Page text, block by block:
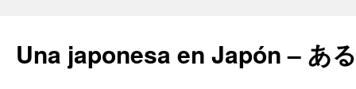
Una japonesa en Japón – あ